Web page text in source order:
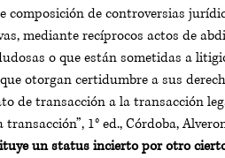
composición de controversias
mediante recíprocos actos de
o que están sometidas a
otorgan certidumbre a sus
de transacción a la transacción
transacción”, 1° ed., Córdoba,
un status incierto por otro